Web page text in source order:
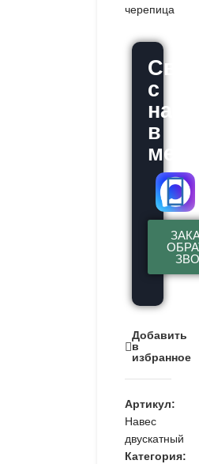
черепица
с
в
Добавить
в
избранное
Артикул:
Навес
двускатный
Категория: